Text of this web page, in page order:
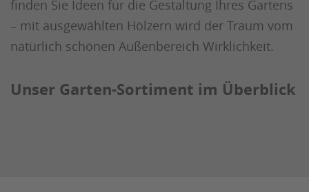
finden Sie Ideen für die Gestaltung Ihres Gartens
– mit ausgewählten Hölzern wird der Traum vom
natürlich schönen Außenbereich Wirklichkeit.
Unser Garten-Sortiment im Überblick